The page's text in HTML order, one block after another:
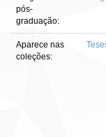
pós-
graduação:
Aparece nas
coleções: